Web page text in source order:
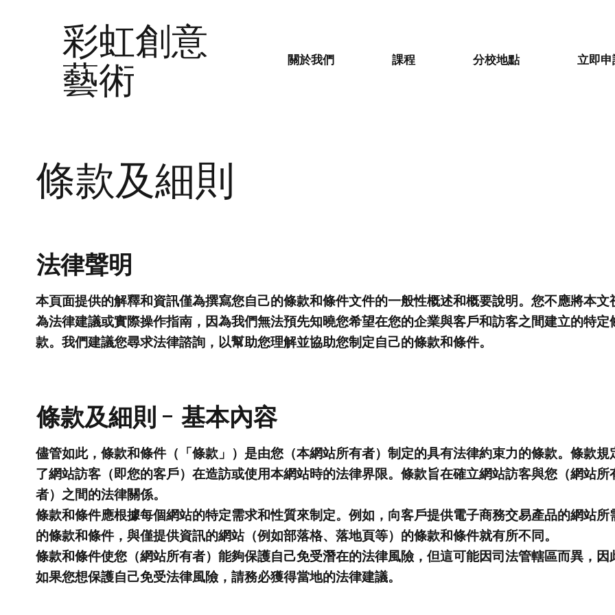
彩虹創意
藝術 關於我們 課程 分校地點 立即
條款及細則
法律聲明
本頁面提供的解釋和資訊僅為撰寫您自己的條款和條件文件的一般性概述和概要說明。您不應將本文
為法律建議或實際操作指南，因為我們無法預先知曉您希望在您的企業與客戶和訪客之間建立的特定
款。我們建議您尋求法律諮詢，以幫助您理解並協助您制定自己的條款和條件。
條款及細則 - 基本內容
儘管如此，條款和條件（「條款」）是由您（本網站所有者）制定的具有法律約束力的條款。條款規
了網站訪客（即您的客戶）在造訪或使用本網站時的法律界限。條款旨在確立網站訪客與您（網站所
者）之間的法律關係。
條款和條件應根據每個網站的特定需求和性質來制定。例如，向客戶提供電子商務交易產品的網站所
的條款和條件，與僅提供資訊的網站（例如部落格、落地頁等）的條款和條件就有所不同。
條款和條件使您（網站所有者）能夠保護自己免受潛在的法律風險，但這可能因司法管轄區而異，因
如果您想保護自己免受法律風險，請務必獲得當地的法律建議。